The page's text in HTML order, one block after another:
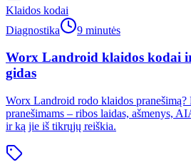
Klaidos kodai
Diagnostika
9 minutės
Worx Landroid klaidos kodai
gidas
Worx Landroid rodo klaidos pranešimą?
pranešimams – ribos laidas, ašmenys,
ir ką jie iš tikrųjų reiškia.